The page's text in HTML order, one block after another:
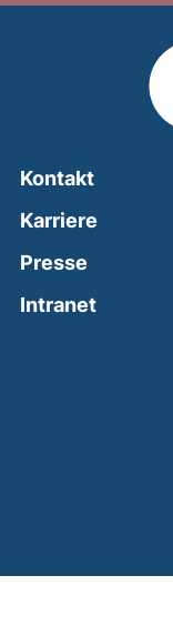
Kontakt
Karriere
Presse
Intranet